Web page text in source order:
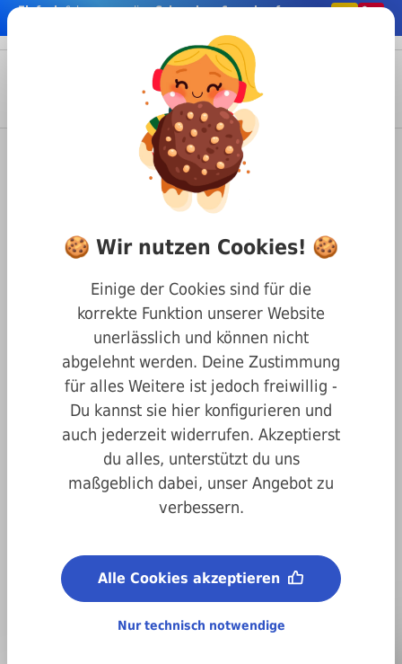
springen
Einfach& bequem onlineSchrauben & co. kaufen
Anmelden
Befestigungstechnik
Schrauben
Innensechskant Schrauben
DIN 912 Zylinderkopf mit Innensechskant
DIN 912 Edelstahl A2 M12 x
180 Innensechskantschrauben
Teilgewinde
200912120180
🍪 Wir nutzen Cookies! 🍪
Einige der Cookies sind für die
korrekte Funktion unserer Website
unerlässlich und können nicht
abgelehnt werden. Deine Zustimmung
für alles Weitere ist jedoch freiwillig -
Du kannst sie hier konfigurieren und
auch jederzeit widerrufen. Akzeptierst
du alles, unterstützt du uns
maßgeblich dabei, unser Angebot zu
verbessern.
Alle Cookies akzeptieren
Nur technisch notwendige